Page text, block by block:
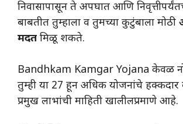
निवासापासून ते अपघात आणि
बाबतीत तुम्हाला व तुमच्या कुटुंबाला मोठी
मदत मिळू शकते.
Bandhkam Kamgar Yojana केवळ
तुम्ही या 27 हून अधिक योजनांचे हक्कदार
प्रमुख लाभांची माहिती खालीलप्रमाणे आहे.